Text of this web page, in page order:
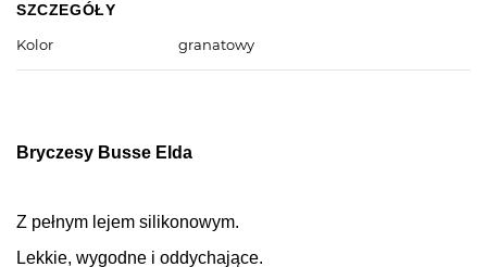
SZCZEGÓŁY
Kolor
granatowy
Bryczesy Busse Elda
Z pełnym lejem silikonowym.
Lekkie, wygodne i oddychające.